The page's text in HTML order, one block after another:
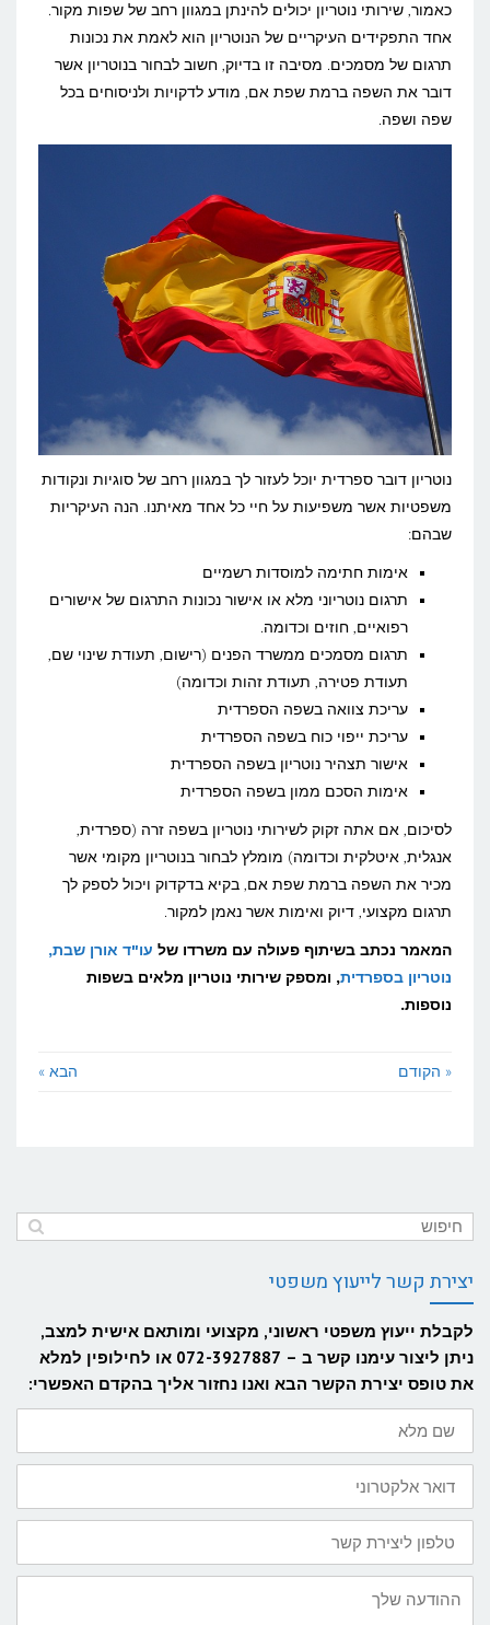
כאמור, שירותי נוטריון יכולים להינתן במגוון רחב של שפות מקור.
אחד התפקידים העיקריים של הנוטריון הוא לאמת את נכונות
תרגום של מסמכים. מסיבה זו בדיוק, חשוב לבחור בנוטריון אשר
דובר את השפה ברמת שפת אם, מודע לדקויות ולניסוחים בכל
שפה ושפה.
נוטריון דובר ספרדית יוכל לעזור לך במגוון רחב של סוגיות ונקודות
משפטיות אשר משפיעות על חיי כל אחד מאיתנו. הנה העיקריות
שבהם:
אימות חתימה למוסדות רשמיים
תרגום נוטריוני מלא או אישור נכונות התרגום של אישורים
רפואיים, חוזים וכדומה.
תרגום מסמכים ממשרד הפנים (רישום, תעודת שינוי שם,
תעודת פטירה, תעודת זהות וכדומה)
עריכת צוואה בשפה הספרדית
עריכת ייפוי כוח בשפה הספרדית
אישור תצהיר נוטריון בשפה הספרדית
אימות הסכם ממון בשפה הספרדית
לסיכום, אם אתה זקוק לשירותי נוטריון בשפה זרה (ספרדית,
אנגלית, איטלקית וכדומה) מומלץ לבחור בנוטריון מקומי אשר
מכיר את השפה ברמת שפת אם, בקיא בדקדוק ויכול לספק לך
תרגום מקצועי, דיוק ואימות אשר נאמן למקור.
המאמר נכתב בשיתוף פעולה עם משרדו של עו"ד אורן שבת,
נוטריון בספרדית, ומספק שירותי נוטריון מלאים בשפות
נוספות.
« הקודם הבא »
יצירת קשר לייעוץ משפטי
לקבלת ייעוץ משפטי ראשוני, מקצועי ומותאם אישית למצב,
ניתן ליצור עימנו קשר ב – 072-3927887 או לחילופין למלא
את טופס יצירת הקשר הבא ואנו נחזור אליך בהקדם האפשרי:
שם
מלא
דואר
אלקטרוני
טלפון
ליצירת
קשר
ההודעה
שלך